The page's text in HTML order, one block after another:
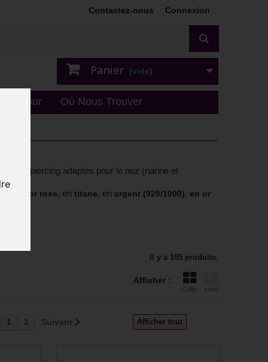
Connexion
Contactez-nous
Panier (vide)
- retour Où Nous Trouver
de piercing adaptés pour le nez (narine et
acier or rose, en titane, en argent (925/1000), en or
Il y a 105 produits.
Afficher :
Grille Liste
Afficher tout
1 2 Suivant